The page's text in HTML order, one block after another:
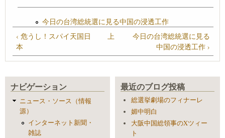
今日の台湾総統選に見る中国の浸透工作
‹ 危うし！スパイ天国日
本
上
今日の台湾総統選に見る
中国の浸透工作 ›
ナビゲーション
ニュース・ソース（情報
源）
インターネット新聞・
雑誌
最近のブログ投稿
総選挙劇場のフィナーレ
媚中明白
大阪中国総領事のXツィー
ト